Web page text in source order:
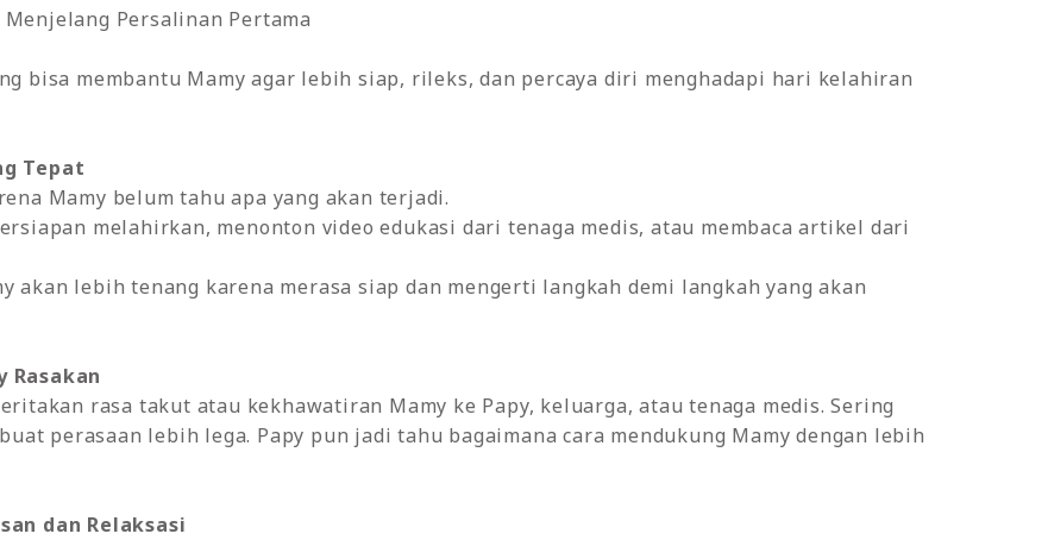
Persalinan Pertama
bisa membantu Mamy agar lebih siap, rileks, dan percaya diri menghadapi hari kelahiran
Tepat
Mamy belum tahu apa yang akan terjadi.
melahirkan, menonton video edukasi dari tenaga medis, atau membaca artikel dari
akan lebih tenang karena merasa siap dan mengerti langkah demi langkah yang akan
Rasakan
rasa takut atau kekhawatiran Mamy ke Papy, keluarga, atau tenaga medis. Sering
perasaan lebih lega. Papy pun jadi tahu bagaimana cara mendukung Mamy dengan lebih
dan Relaksasi